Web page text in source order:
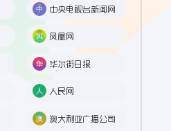
中央电视台新闻网
凤凰网
华尔街日报
人民网
澳大利亚广播公司